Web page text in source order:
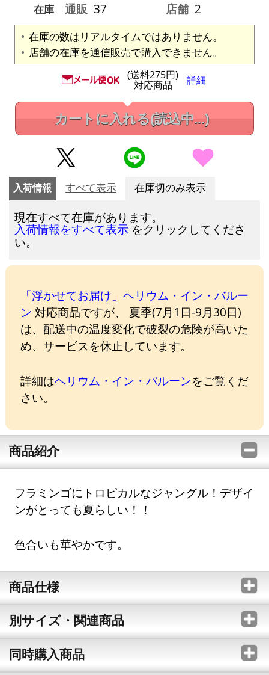
在庫
通販 37 店舗 2
在庫の数はリアルタイムではありません。
店舗の在庫を通信販売で購入できません。
(送料275円)
対応商品 詳細
カートに入れる(読込中...)
入荷情報 すべて表示 在庫切のみ表示
現在すべて在庫があります。
入荷情報をすべて表示 をクリックしてくださ
い。
「浮かせてお届け」ヘリウム・イン・バルー
ン 対応商品ですが、 夏季(7月1日-9月30日)
は、配送中の温度変化で破裂の危険が高いた
め、サービスを休止しています。
詳細はヘリウム・イン・バルーンをご覧くだ
さい。
商品紹介
フラミンゴにトロピカルなジャングル！デザイ
ンがとっても夏らしい！！
色合いも華やかです。
商品仕様
別サイズ・関連商品
同時購入商品